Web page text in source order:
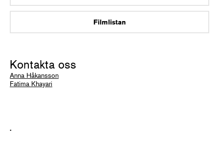
Filmlistan
Kontakta oss
Anna Håkansson
Fatima Khayari
.